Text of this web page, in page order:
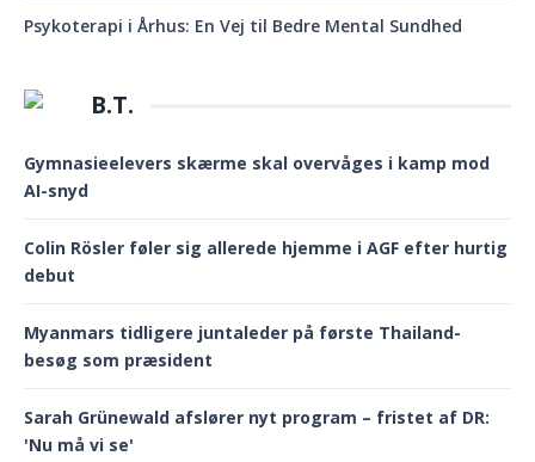
Psykoterapi i Århus: En Vej til Bedre Mental Sundhed
B.T.
Gymnasieelevers skærme skal overvåges i kamp mod
AI-snyd
Colin Rösler føler sig allerede hjemme i AGF efter hurtig
debut
Myanmars tidligere juntaleder på første Thailand-
besøg som præsident
Sarah Grünewald afslører nyt program – fristet af DR:
'Nu må vi se'